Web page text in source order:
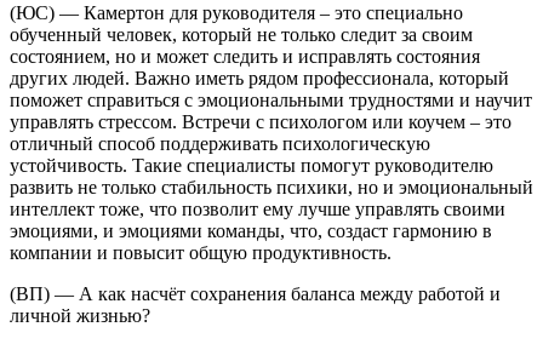
(ЮС) — Камертон для руководителя – это специально
обученный человек, который не только следит за своим
состоянием, но и может следить и исправлять состояния
других людей. Важно иметь рядом профессионала, который
поможет справиться с эмоциональными трудностями и научит
управлять стрессом. Встречи с психологом или коучем – это
отличный способ поддерживать психологическую
устойчивость. Такие специалисты помогут руководителю
развить не только стабильность психики, но и эмоциональный
интеллект тоже, что позволит ему лучше управлять своими
эмоциями, и эмоциями команды, что, создаст гармонию в
компании и повысит общую продуктивность.
(ВП) — А как насчёт сохранения баланса между работой и
личной жизнью?